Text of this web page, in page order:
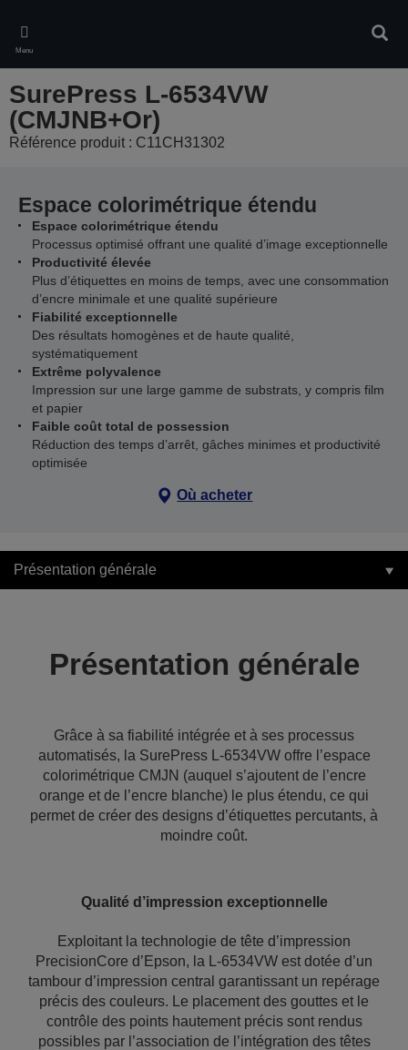
main
content
Menu
SurePress L-6534VW
(CMJNB+Or)
Référence produit : C11CH31302
Espace colorimétrique étendu
Espace colorimétrique étendu
Processus optimisé offrant une qualité d’image exceptionnelle
Productivité élevée
Plus d’étiquettes en moins de temps, avec une consommation
d’encre minimale et une qualité supérieure
Fiabilité exceptionnelle
Des résultats homogènes et de haute qualité,
systématiquement
Extrême polyvalence
Impression sur une large gamme de substrats, y compris film
et papier
Faible coût total de possession
Réduction des temps d’arrêt, gâches minimes et productivité
optimisée
Où acheter
Présentation générale
Présentation générale
Grâce à sa fiabilité intégrée et à ses processus
automatisés, la SurePress L-6534VW offre l’espace
colorimétrique CMJN (auquel s’ajoutent de l’encre
orange et de l’encre blanche) le plus étendu, ce qui
permet de créer des designs d’étiquettes percutants, à
moindre coût.
Qualité d’impression exceptionnelle
Exploitant la technologie de tête d’impression
PrecisionCore d’Epson, la L-6534VW est dotée d’un
tambour d’impression central garantissant un repérage
précis des couleurs. Le placement des gouttes et le
contrôle des points hautement précis sont rendus
possibles par l’association de l’intégration des têtes